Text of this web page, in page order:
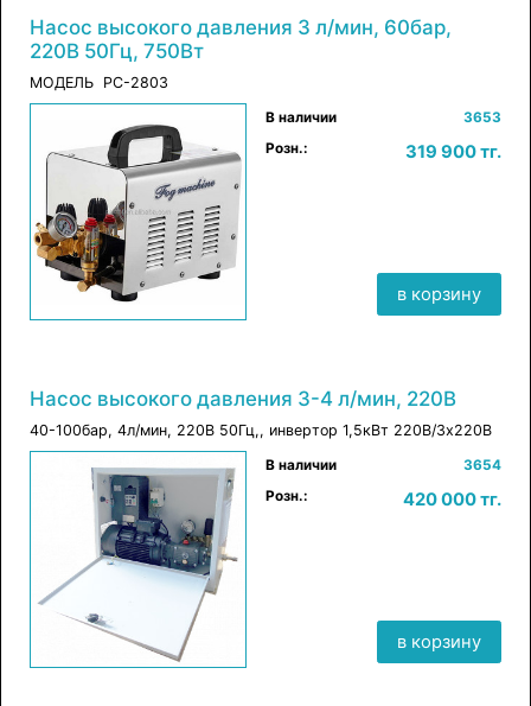
Насос высокого давления 3 л/мин, 60бар,
220В 50Гц, 750Вт
МОДЕЛЬ PC-2803
В наличии
3653
Розн.:
319 900 тг.
в корзину
×
Насос высокого давления 3-4 л/мин, 220В
40-100бар, 4л/мин, 220В 50Гц,, инвертор 1,5кВт 220В/3х220В
В наличии
3654
Розн.:
420 000 тг.
в корзину
×